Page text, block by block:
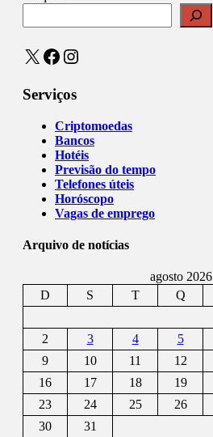
X Facebook
Instagram
Serviços
Criptomoedas
Bancos
Hotéis
Previsão do tempo
Telefones úteis
Horóscopo
Vagas de emprego
Arquivo de notícias
agosto 2026
D
S T Q
2
3 4 5
9
10 11 12
16
17 18 19
23
24 25 26
30
31